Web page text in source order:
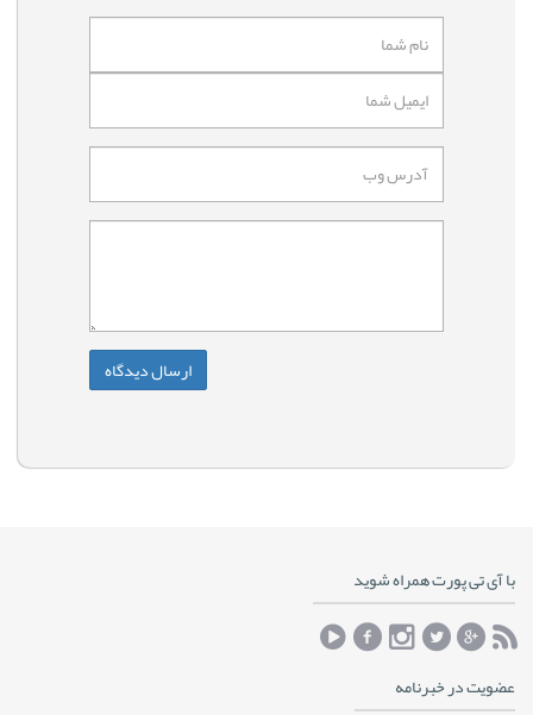
با آی تی پورت همراه شوید
عضویت در خبرنامه